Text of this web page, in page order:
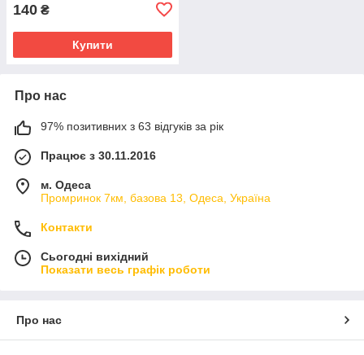
140 ₴
Купити
Про нас
97% позитивних з 63 відгуків за рік
Працює з 30.11.2016
м. Одеса
Промринок 7км, базова 13, Одеса, Україна
Контакти
Сьогодні вихідний
Показати весь графік роботи
Про нас